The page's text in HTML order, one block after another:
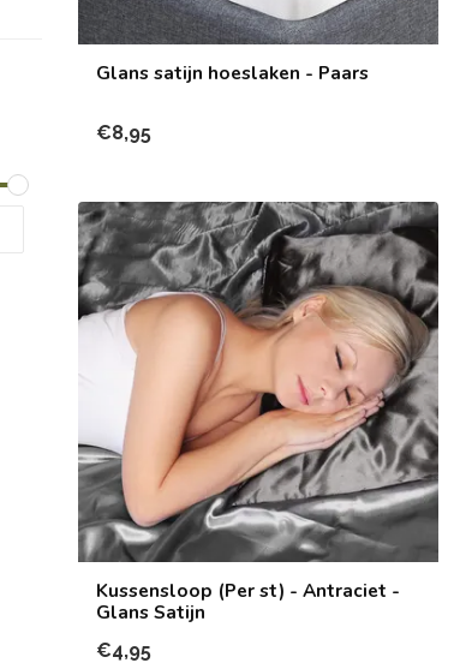
Glans satijn hoeslaken - Paars
€8,95
Kussensloop (Per st) - Antraciet -
Glans Satijn
€4,95